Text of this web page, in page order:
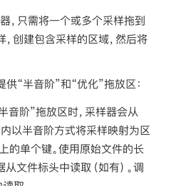
，只需将一个或多个采样拖到
创建包含采样的区域，然后将
“半音阶”和“优化”拖放区：
音阶”拖放区时，采样器会从
以半音阶方式将采样映射为区
的单个键。使用原始文件的长
从文件标头中读取（如有）。调